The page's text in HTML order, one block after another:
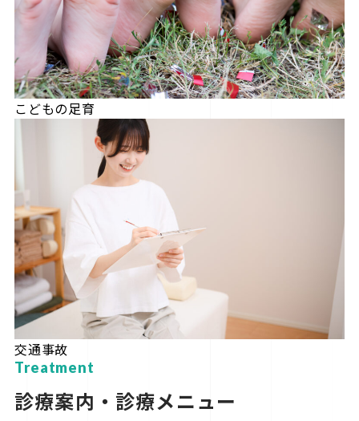
こどもの足育
交通事故
Treatment
診療案内・診療メニュー